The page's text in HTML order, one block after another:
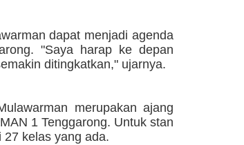
dapat menjadi agenda
"Saya harap ke depan
ditingkatkan," ujarnya.
merupakan ajang
1 Tenggarong. Untuk stan
27 kelas yang ada.